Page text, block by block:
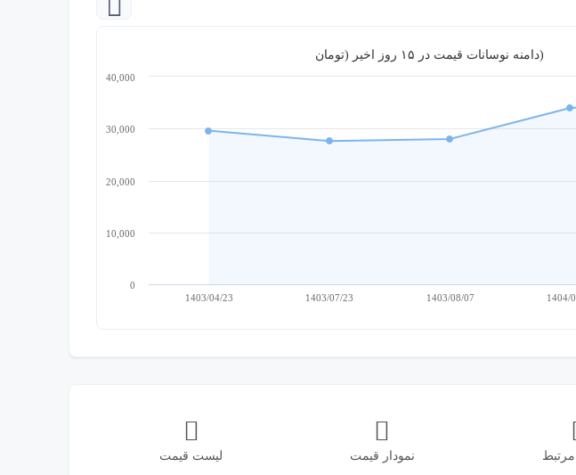
دامنه نوسانات قیمت در ۱۵ روز اخیر (تومان)
1403/04/23 1403/07/23 1403/08/07 1404/
0
10,000
20,000
30,000
40,000
نمودار قیمت لیست قیمت